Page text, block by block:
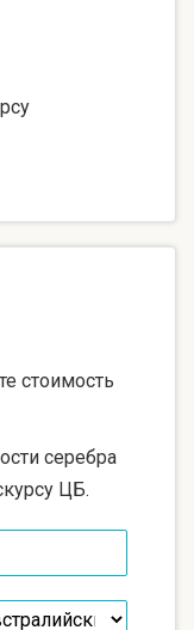
стоимость
серебра
ЦБ.